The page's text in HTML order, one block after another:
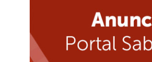
Espanhola
Sanduicherias